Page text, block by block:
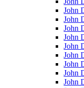
John
John
John
John
John
John
John
John
John